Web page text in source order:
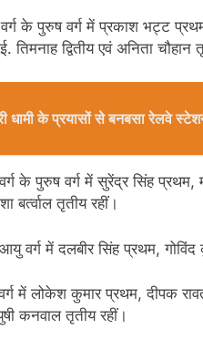
के पुरुष वर्ग में प्रकाश भट्ट
तिमनाह द्वितीय एवं अनिता चौहान
धामी के प्रयासों से बनबसा रेलवे
के पुरुष वर्ग में सुरेंद्र सिंह प्रथम,
बर्त्वाल तृतीय रहीं।
वर्ग में दलबीर सिंह प्रथम, गोविंद
में लोकेश कुमार प्रथम, दीपक रावत
कनवाल तृतीय रहीं।